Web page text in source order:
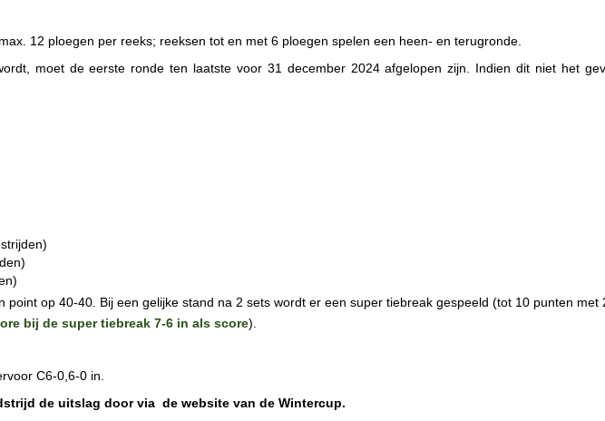
12 ploegen per reeks; reeksen tot en met 6 ploegen spelen een heen- en terugronde.
moet de eerste ronde ten laatste voor 31 december 2024 afgelopen zijn. Indien dit niet het
point op 40-40. Bij een gelijke stand na 2 sets wordt er een super tiebreak gespeeld (tot 10 punten
bij de super tiebreak 7-6 in als score).
C6-0,6-0 in.
de uitslag door via de website van de Wintercup.